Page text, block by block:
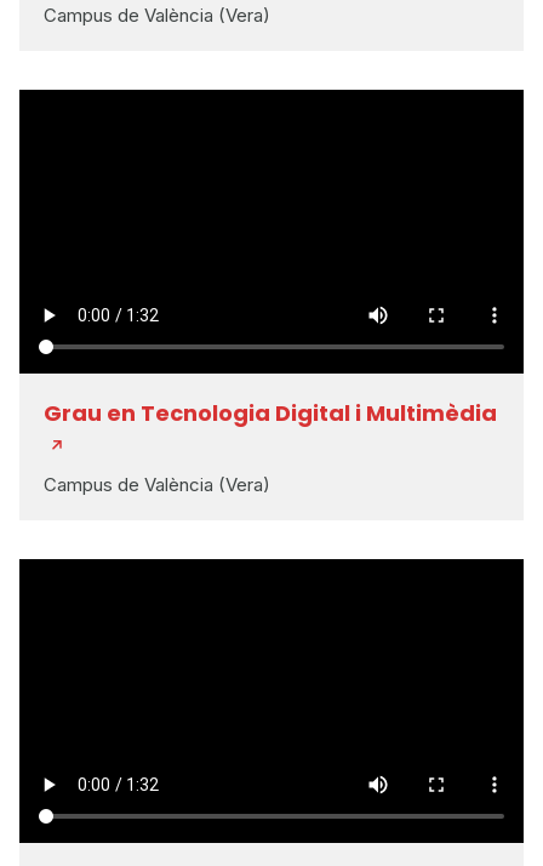
Campus de València (Vera)
Grau en Tecnologia Digital i Multimèdia
Campus de València (Vera)